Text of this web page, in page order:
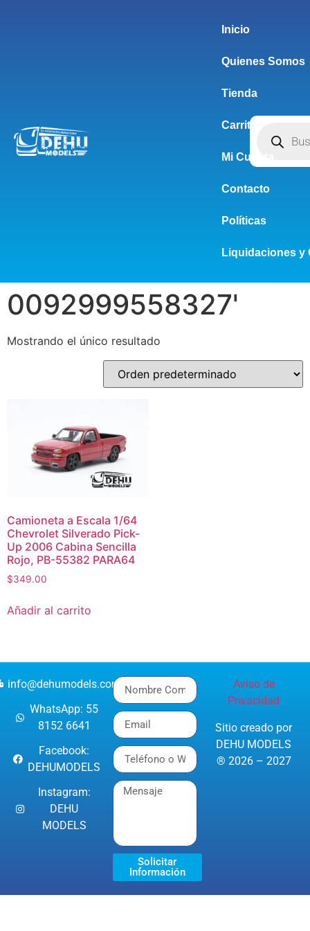
Inicio
Quienes Somos
Tienda
Carrito
Mi Cuenta
Contacto
Políticas
Liquidaciones y
0092999558327'
Mostrando el único resultado
Camioneta a Escala 1/64
Chevrolet Silverado Pick-
Up 2006 Cabina Sencilla
Rojo, PB-55382 PARA64
$349.00
Añadir al carrito
info@dehumodels.com
WhatsApp: 55
8152 6641
Facebook:
DEHUMODELS
Instagram:
DEHU
MODELS
Solicitar
Información
Aviso de
Privacidad
Sitio creado por
DEHU MODELS
® 2026 – 2027